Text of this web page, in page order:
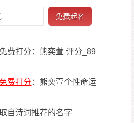
免费起名
免费打分：熊奕萱 评分_89
免费打分 ：熊奕萱个性命运
自诗词推荐的名字